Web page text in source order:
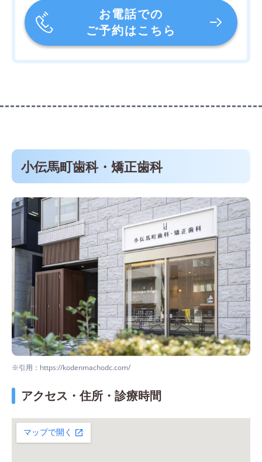
お電話での
ご予約はこちら
小伝馬町歯科・矯正歯科
※引用：https://kodenmachodc.com/
アクセス・住所・診療時間